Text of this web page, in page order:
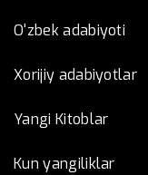
O'zbek adabiyoti
Xorijiy adabiyotlar
Yangi Kitoblar
Kun yangiliklar